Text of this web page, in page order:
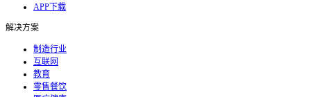
APP下载
解决方案
制造行业
互联网
教育
零售餐饮